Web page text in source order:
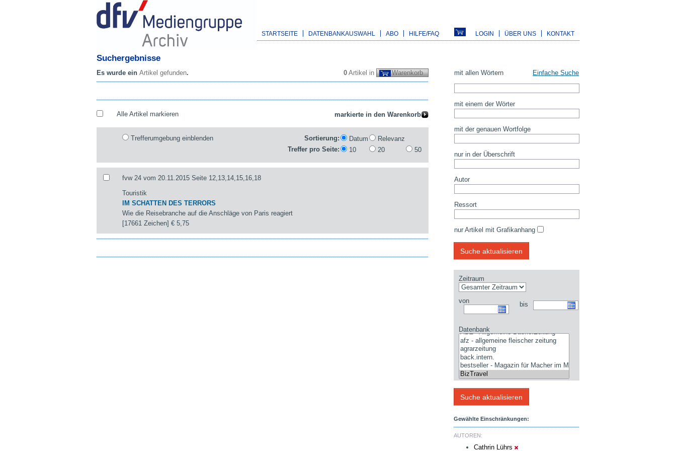
STARTSEITE DATENBANKAUSWAHL ABO HILFE/FAQ LOGIN ÜBER UNS KONTAKT
Suchergebnisse
0 Artikel in Warenkorb
Es wurde ein Artikel gefunden.
Alle Artikel markieren
Trefferumgebung einblenden Sortierung: Datum
Relevanz
Treffer pro Seite:
10 20 50
fvw 24 vom 20.11.2015 Seite 12,13,14,15,16,18
Touristik
IM SCHATTEN DES TERRORS
Wie die Reisebranche auf die Anschläge von Paris reagiert
[17661 Zeichen]€ 5,75
mit allen Wörtern Einfache Suche
mit einem der Wörter
mit der genauen Wortfolge
nur in der Überschrift
Autor
Ressort
nur Artikel mit Grafikanhang
Zeitraum
von bis
Datenbank
Gewählte Einschränkungen:
AUTOREN:
Cathrin Lührs